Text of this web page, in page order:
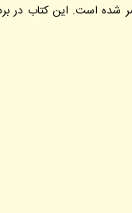
خورشیدی منتشر شده است. این کتاب در